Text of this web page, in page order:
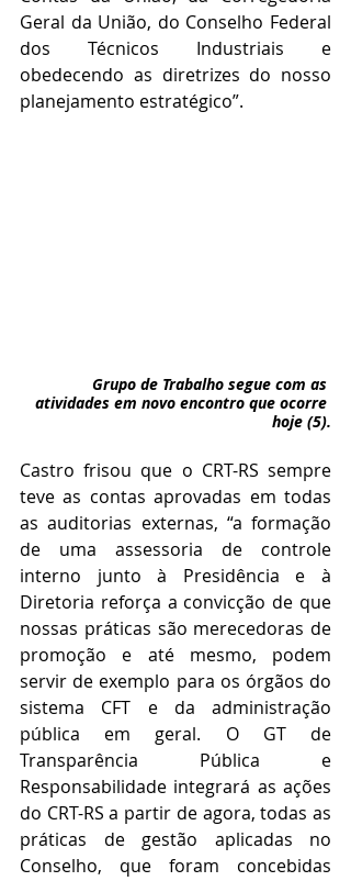
Geral da União, do Conselho Federal
dos Técnicos Industriais e
obedecendo as diretrizes do nosso
planejamento estratégico”.
Grupo de Trabalho segue com as
atividades em novo encontro que ocorre
hoje (5).
Castro frisou que o CRT-RS sempre
teve as contas aprovadas em todas
as auditorias externas, “a formação
de uma assessoria de controle
interno junto à Presidência e à
Diretoria reforça a convicção de que
nossas práticas são merecedoras de
promoção e até mesmo, podem
servir de exemplo para os órgãos do
sistema CFT e da administração
pública em geral. O GT de
Transparência Pública e
Responsabilidade integrará as ações
do CRT-RS a partir de agora, todas as
práticas de gestão aplicadas no
Conselho, que foram concebidas